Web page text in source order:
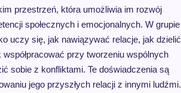
przestrzeń, która umożliwia im rozwój
społecznych i emocjonalnych. W grupie
uczy się, jak nawiązywać relacje, jak dzielić
przy tworzeniu wspólnych
sobie z konfliktami. Te doświadczenia są
jego przyszłych relacji z innymi ludźmi.